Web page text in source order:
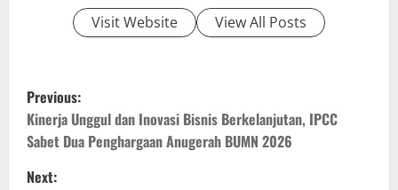
Visit Website View All Posts
P
o
s
Previous:
Kinerja Unggul dan Inovasi Bisnis Berkelanjutan, IPCC
Sabet Dua Penghargaan Anugerah BUMN 2026
Next: